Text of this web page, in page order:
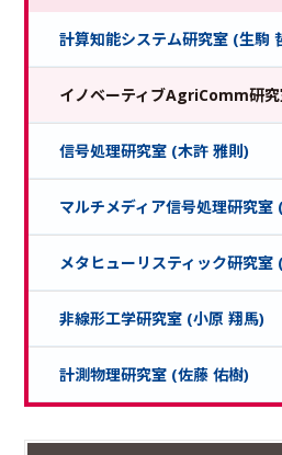
計算知能システム研究室 (生駒
イノベーティブAgriComm研
信号処理研究室 (木許 雅則)
マルチメディア信号処理研究室
メタヒューリスティック研究室
非線形工学研究室 (小原 翔馬)
計測物理研究室 (佐藤 佑樹)